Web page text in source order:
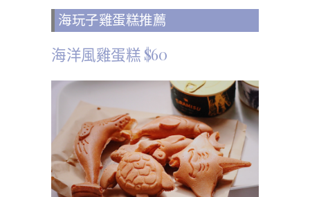
海玩子雞蛋糕推薦
海洋風雞蛋糕 $60